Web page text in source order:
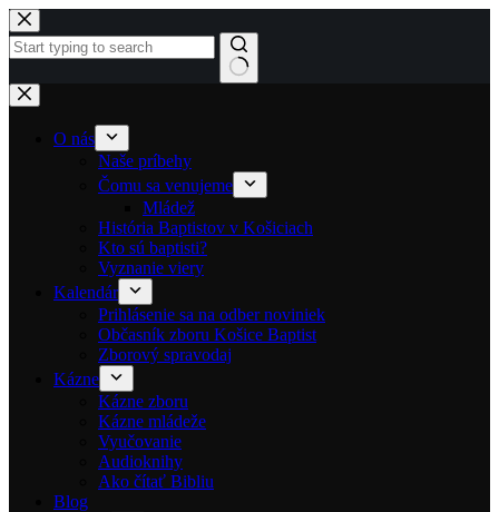
Skip to content
No results
O nás
Naše príbehy
Čomu sa venujeme
Mládež
História Baptistov v Košiciach
Kto sú baptisti?
Vyznanie viery
Kalendár
Prihlásenie sa na odber noviniek
Občasník zboru Košice Baptist
Zborový spravodaj
Kázne
Kázne zboru
Kázne mládeže
Vyučovanie
Audioknihy
Ako čítať Bibliu
Blog